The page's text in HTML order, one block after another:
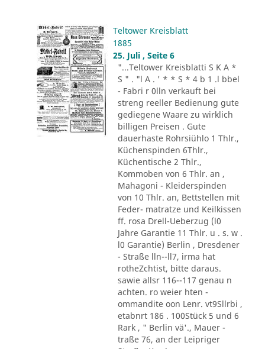
Teltower Kreisblatt
1885
25. Juli , Seite 6
"...Teltower Kreisblatti S K A *
S " . "l A . ' * * S * 4 b 1 .l bbel
- Fabri r 0lln verkauft bei
streng reeller Bedienung gute
gediegene Waare zu wirklich
billigen Preisen . Gute
dauerhaste Rohrsiühlo 1 Thlr.,
Küchenspinden 6Thlr.,
Küchentische 2 Thlr.,
Kommoben von 6 Thlr. an ,
Mahagoni - Kleiderspinden
von 10 Thlr. an, Bettstellen mit
Feder- matratze und Keilkissen
ff. rosa Drell-Ueberzug (l0
Jahre Garantie 11 Thlr. u . s. w .
l0 Garantie) Berlin , Dresdener
- Straße lln--ll7, irma hat
rotheZchtist, bitte daraus.
sawie allsr 116--117 genau n
achten. ro weier hten -
ommandite oon Lenr. vt9Sllrbi ,
etabnrt 186 . 100Stück 5 und 6
Rark , " Berlin vä'., Mauer -
traße 76, an der Leipriger